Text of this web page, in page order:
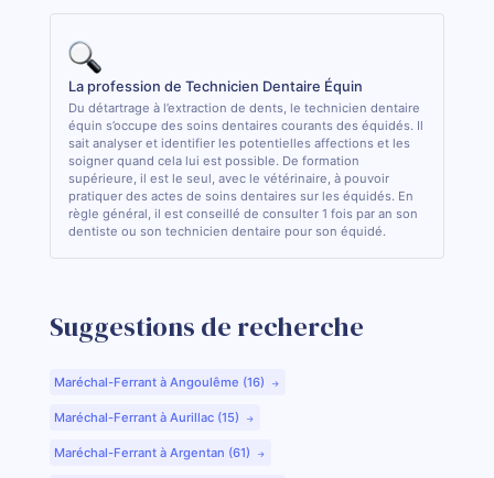
La profession de Technicien Dentaire Équin
Du détartrage à l’extraction de dents, le technicien dentaire
équin s’occupe des soins dentaires courants des équidés. Il
sait analyser et identifier les potentielles affections et les
soigner quand cela lui est possible. De formation
supérieure, il est le seul, avec le vétérinaire, à pouvoir
pratiquer des actes de soins dentaires sur les équidés. En
règle général, il est conseillé de consulter 1 fois par an son
dentiste ou son technicien dentaire pour son équidé.
Suggestions de recherche
Maréchal-Ferrant à Angoulême (16)
Maréchal-Ferrant à Aurillac (15)
Maréchal-Ferrant à Argentan (61)